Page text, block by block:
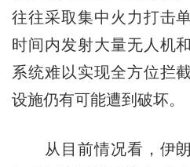
往往采取集中火力打击
时间内发射大量无人机
系统难以实现全方位拦
设施仍有可能遭到破坏。
从目前情况看，伊朗